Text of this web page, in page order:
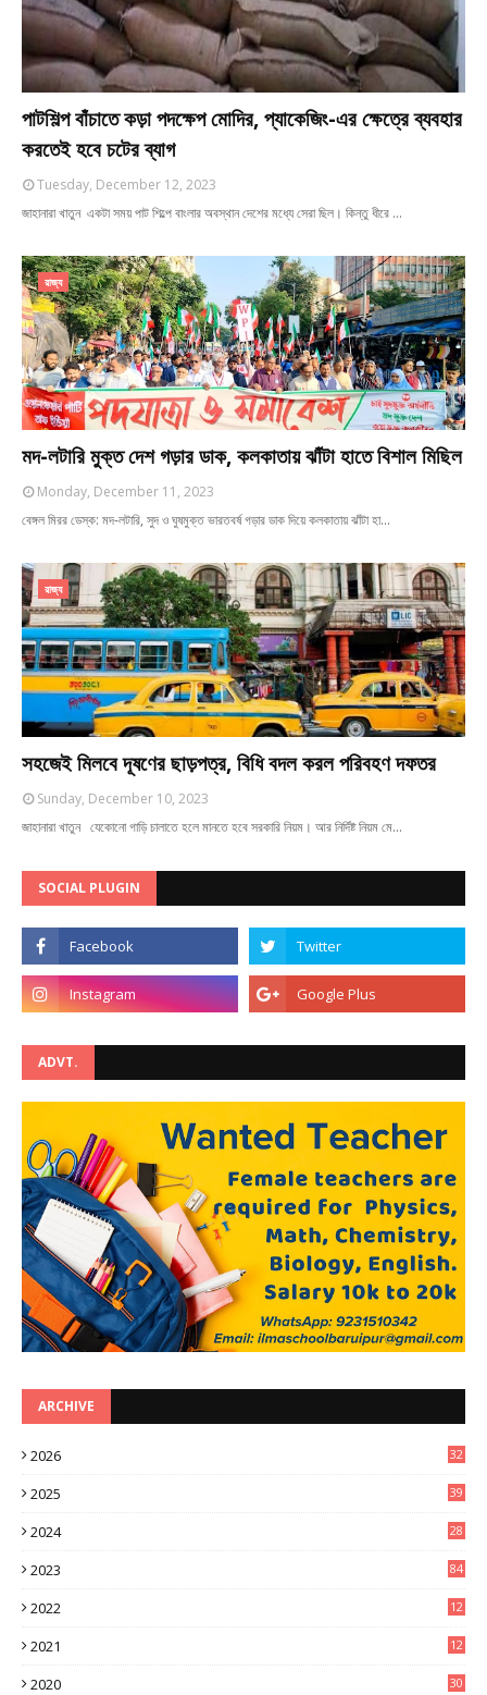
পাটশিল্প বাঁচাতে কড়া পদক্ষেপ মোদির, প্যাকেজিং-এর ক্ষেত্রে ব্যবহার
করতেই হবে চটের ব্যাগ
Tuesday, December 12, 2023
জাহানারা খাতুন একটা সময় পাট শিল্পে বাংলার অবস্থান দেশের মধ্যে সেরা ছিল। কিন্তু ধীরে …
রাজ্য
মদ-লটারি মুক্ত দেশ গড়ার ডাক, কলকাতায় ঝাঁটা হাতে বিশাল মিছিল
Monday, December 11, 2023
বেঙ্গল মিরর ডেস্ক: মদ-লটারি, সুদ ও ঘুষমুক্ত ভারতবর্ষ গড়ার ডাক দিয়ে কলকাতায় ঝাঁটা হা…
রাজ্য
সহজেই মিলবে দূষণের ছাড়পত্র, বিধি বদল করল পরিবহণ দফতর
Sunday, December 10, 2023
জাহানারা খাতুন যেকোনো গাড়ি চালাতে হলে মানতে হবে সরকারি নিয়ম। আর নির্দিষ্ট নিয়ম মে…
SOCIAL PLUGIN
ADVT.
ARCHIVE
2026
32
2025
39
2024
28
2023 84
2022
12
2021
12
2020
30